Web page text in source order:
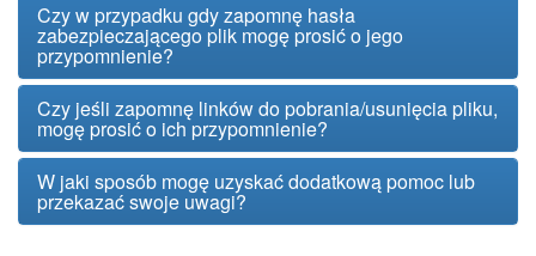
Czy w przypadku gdy zapomnę hasła
zabezpieczającego plik mogę prosić o jego
przypomnienie?
Czy jeśli zapomnę linków do pobrania/usunięcia pliku,
mogę prosić o ich przypomnienie?
W jaki sposób mogę uzyskać dodatkową pomoc lub
przekazać swoje uwagi?